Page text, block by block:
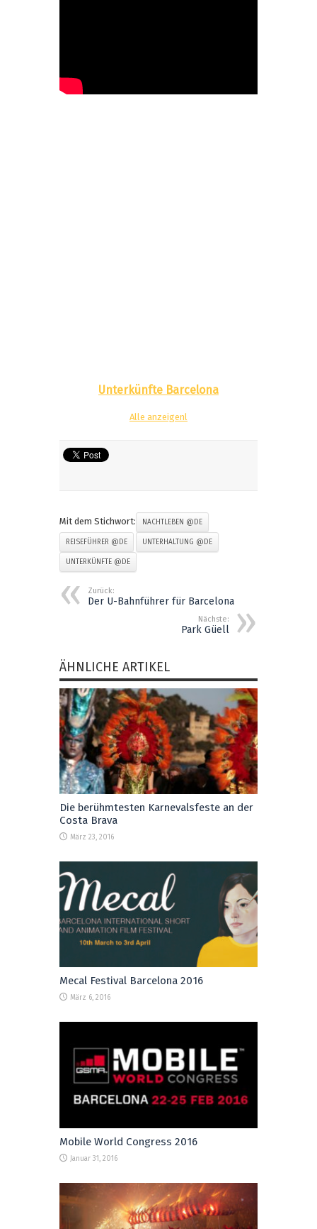
Unterkünfte Barcelona
Alle anzeigenl
Mit dem Stichwort: NACHTLEBEN @DE
REISEFÜHRER @DE UNTERHALTUNG @DE
UNTERKÜNFTE @DE
Zurück:
Der U-Bahnführer für Barcelona
Nächste:
Park Güell
ÄHNLICHE ARTIKEL
Die berühmtesten Karnevalsfeste an der
Costa Brava
März 23, 2016
Mecal Festival Barcelona 2016
März 6, 2016
Mobile World Congress 2016
Januar 31, 2016